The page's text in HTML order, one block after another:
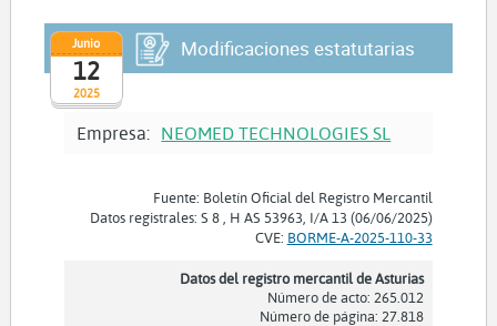
2025
Junio
12
Modificaciones estatutarias
Empresa: NEOMED TECHNOLOGIES SL
Fuente: Boletín Oficial del Registro Mercantil
Datos registrales: S 8 , H AS 53963, I/A 13 (06/06/2025)
CVE: BORME-A-2025-110-33
Datos del registro mercantil de Asturias
Número de acto: 265.012
Número de página: 27.818